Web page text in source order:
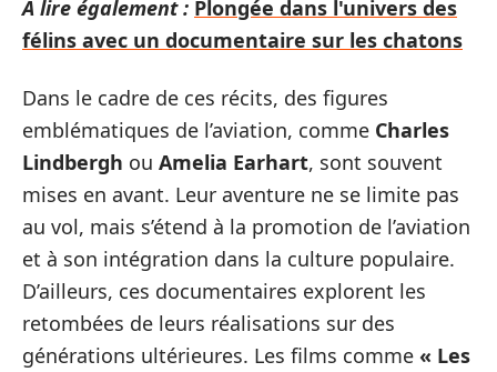
A lire également : Plongée dans l'univers des
félins avec un documentaire sur les chatons
Dans le cadre de ces récits, des figures
emblématiques de l’aviation, comme Charles
Lindbergh ou Amelia Earhart, sont souvent
mises en avant. Leur aventure ne se limite pas
au vol, mais s’étend à la promotion de l’aviation
et à son intégration dans la culture populaire.
D’ailleurs, ces documentaires explorent les
retombées de leurs réalisations sur des
générations ultérieures. Les films comme « Les